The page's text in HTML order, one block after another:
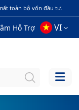
toàn bộ vốn đầu tư.
Hỗ Trợ VI